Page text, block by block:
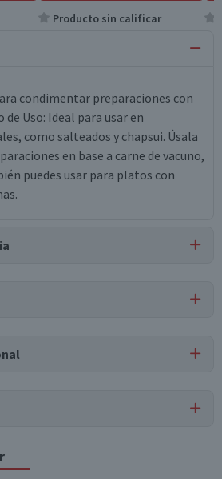
Producto sin calificar
condimentar preparaciones con
de Uso: Ideal para usar en
como salteados y chapsui. Úsala
en base a carne de vacuno,
puedes usar para platos con
Pimienta cayena, Jengibre, Clavo de